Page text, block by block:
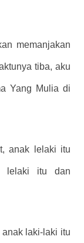
memanjakan
tiba, aku
Yang Mulia di
anak lelaki itu
lelaki itu dan
laki-laki itu